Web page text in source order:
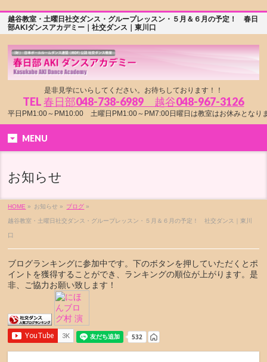
越谷教室・土曜日社交ダンス・グループレッスン・５月＆６月の予定！ 春日
部AKIダンスアカデミー｜社交ダンス｜東川口
是非見学にいらしてください。お待ちしております！！
TEL春日部048-738-6989 越谷048-967-3126
平日PM1:00～PM10:00 土曜日PM1:00～PM7:00日曜日は教室はお休みとなり
MENU
お知らせ
HOME » お知らせ » ブログ »
越谷教室・土曜日社交ダンス・グループレッスン・５月＆６月の予定！ 社交ダンス｜東川
口
ブログランキングに参加中です。下のボタンを押していただくとポ
イントを獲得することができ、ランキングの順位が上がります。是
非、ご協力お願い致します！